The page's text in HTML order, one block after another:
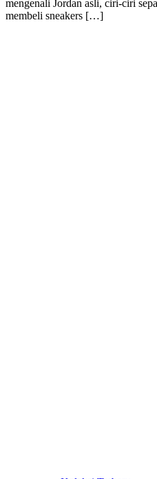
mengenali Jordan asli, ciri-ciri
membeli sneakers […]